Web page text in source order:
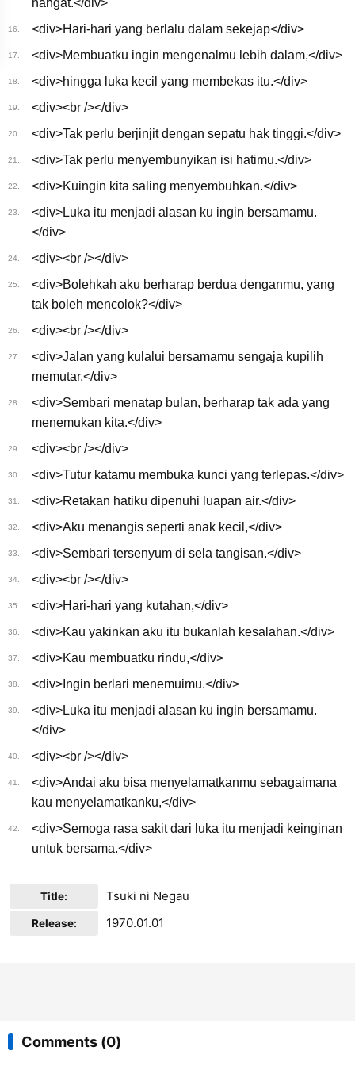
hangat.</div>
16. <div>Hari-hari yang berlalu dalam sekejap</div>
17. <div>Membuatku ingin mengenalmu lebih dalam,</div>
18. <div>hingga luka kecil yang membekas itu.</div>
19. <div><br /></div>
20. <div>Tak perlu berjinjit dengan sepatu hak tinggi.</div>
21. <div>Tak perlu menyembunyikan isi hatimu.</div>
22. <div>Kuingin kita saling menyembuhkan.</div>
23.
<div>Luka itu menjadi alasan ku ingin bersamamu.
</div>
24. <div><br /></div>
25.
<div>Bolehkah aku berharap berdua denganmu, yang
tak boleh mencolok?</div>
26. <div><br /></div>
27.
<div>Jalan yang kulalui bersamamu sengaja kupilih
memutar,</div>
28.
<div>Sembari menatap bulan, berharap tak ada yang
menemukan kita.</div>
29. <div><br /></div>
30. <div>Tutur katamu membuka kunci yang terlepas.</div>
31. <div>Retakan hatiku dipenuhi luapan air.</div>
32. <div>Aku menangis seperti anak kecil,</div>
33. <div>Sembari tersenyum di sela tangisan.</div>
34. <div><br /></div>
35. <div>Hari-hari yang kutahan,</div>
36. <div>Kau yakinkan aku itu bukanlah kesalahan.</div>
37. <div>Kau membuatku rindu,</div>
38. <div>Ingin berlari menemuimu.</div>
39.
<div>Luka itu menjadi alasan ku ingin bersamamu.
</div>
40. <div><br /></div>
41.
<div>Andai aku bisa menyelamatkanmu sebagaimana
kau menyelamatkanku,</div>
42.
<div>Semoga rasa sakit dari luka itu menjadi keinginan
untuk bersama.</div>
Title: Tsuki ni Negau
Release: 1970.01.01
Comments (0)